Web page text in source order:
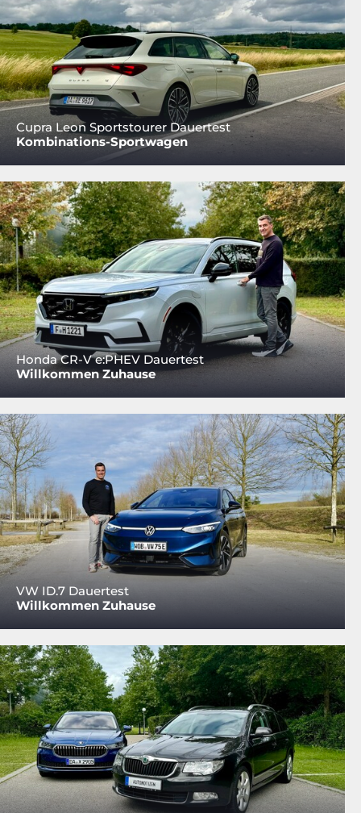
Cupra Leon Sportstourer Dauertest
Kombinations-Sportwagen
Honda CR-V e:PHEV Dauertest
Willkommen Zuhause
VW ID.7 Dauertest
Willkommen Zuhause